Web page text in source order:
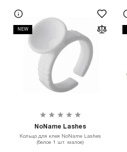
NEW
NoName Lashes
Кольцо для клея NoName Lashes
(белое 1 шт. малое)